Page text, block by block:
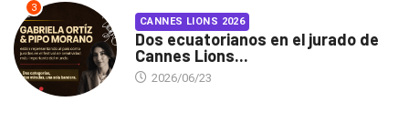
3
CANNES LIONS 2026
Dos ecuatorianos en el jurado de
Cannes Lions...
2026/06/23